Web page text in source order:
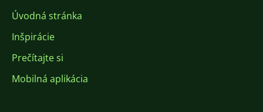
Úvodná stránka
Inšpirácie
Prečítajte si
Mobilná aplikácia